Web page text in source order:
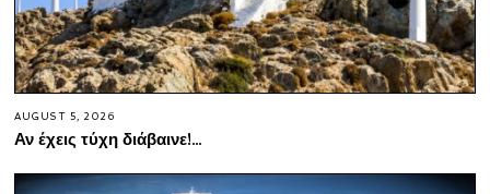
AUGUST 5, 2026
Αν έχεις τύχη διάβαινε!…